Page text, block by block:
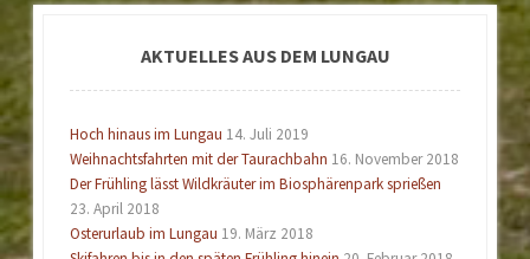
AKTUELLES AUS DEM LUNGAU
Hoch hinaus im Lungau 14. Juli 2019
Weihnachtsfahrten mit der Taurachbahn 16. November 2018
Der Frühling lässt Wildkräuter im Biosphärenpark sprießen
23. April 2018
Osterurlaub im Lungau 19. März 2018